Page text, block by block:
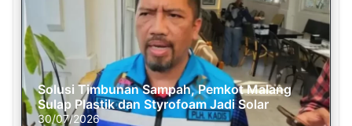
Solusi Timbunan Sampah, Pemkot Malang
Sulap Plastik dan Styrofoam Jadi Solar
30/07/2026